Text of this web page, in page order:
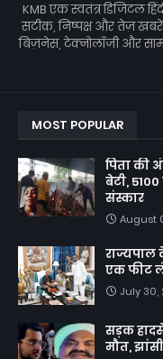
KMB एक स्वतंत्र डिजिटल
सटीक, निष्पक्ष और तेज़ खबरें
बिज़नेस, टेक्नोलॉजी और
MOST POPULAR
पिता की
बेटी,
संस्कार
August
एक फीट
July 30,
सड़क
मौत,